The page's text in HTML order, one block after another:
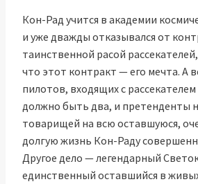
Кон-Рад учится в академии
и уже дважды отказывался от
таинственной расой
что этот контракт — его мечта. А
пилотов, входящих с
должно быть два, и претенденты
товарищей на всю оставшуюся,
долгую жизнь Кон-Раду
Другое дело — легендарный
единственный оставшийся в